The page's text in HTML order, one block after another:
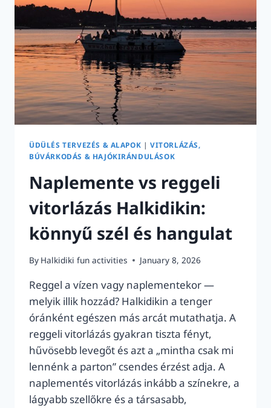
ZAJLIK
ÜDÜLÉS TERVEZÉS & ALAPOK |VITORLÁZÁS,
BÚVÁRKODÁS & HAJÓKIRÁNDULÁSOK
Naplemente vs reggeli
vitorlázás Halkidikin:
könnyű szél és hangulat
By Halkidiki fun activities January 8, 2026
Reggel a vízen vagy naplementekor —
melyik illik hozzád? Halkidikin a tenger
óránként egészen más arcát mutathatja. A
reggeli vitorlázás gyakran tiszta fényt,
hűvösebb levegőt és azt a „mintha csak mi
lennénk a parton” csendes érzést adja. A
naplementés vitorlázás inkább a színekre, a
lágyabb szellőkre és a társasabb,